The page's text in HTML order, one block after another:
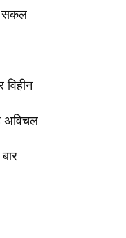
सकल
अविचल